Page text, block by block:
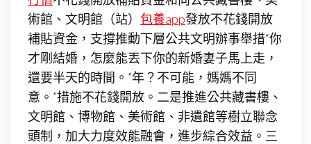
術館、文明館（站） 包養app發放不花錢開放
補貼資金，支撐推動下層公共文明辦事舉措“你
才剛結婚，怎麼能丟下你的新婚妻子馬上走，
還要半天的時間。”年？不可能，媽媽不同
意。”措施不花錢開放。二是推進公共藏書樓、
文明館、博物館、美術館、非遺館等樹立聯念
頭制，加大力度效能融會，進步綜合效益。三